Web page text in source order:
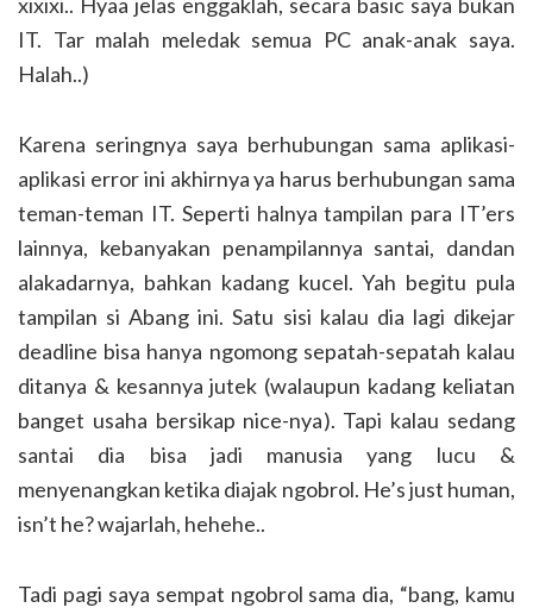
IT. Tar malah meledak semua PC anak-anak saya.
Halah..)
Karena seringnya saya berhubungan sama aplikasi-
aplikasi error ini akhirnya ya harus berhubungan sama
teman-teman IT. Seperti halnya tampilan para IT’ers
lainnya, kebanyakan penampilannya santai, dandan
alakadarnya, bahkan kadang kucel. Yah begitu pula
tampilan si Abang ini. Satu sisi kalau dia lagi dikejar
deadline bisa hanya ngomong sepatah-sepatah kalau
ditanya & kesannya jutek (walaupun kadang keliatan
banget usaha bersikap nice-nya). Tapi kalau sedang
santai dia bisa jadi manusia yang lucu &
menyenangkan ketika diajak ngobrol. He’s just human,
isn’t he? wajarlah, hehehe..
Tadi pagi saya sempat ngobrol sama dia, “bang, kamu